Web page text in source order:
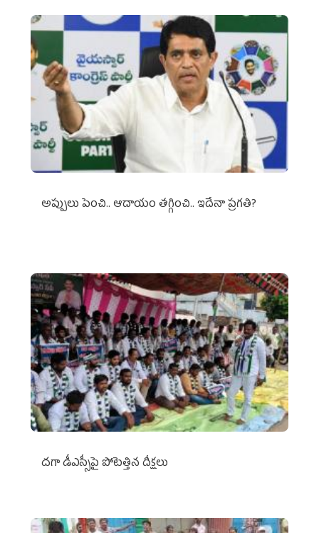
అప్పులు పెంచి.. ఆదాయం తగ్గించి.. ఇదేనా ప్రగతి?
దగా డీఎస్సీపై పోటెత్తిన దీక్షలు